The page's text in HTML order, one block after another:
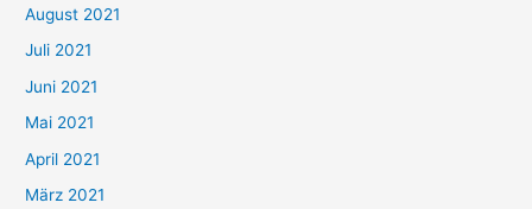
n
a
c
h
:
August 2021
Juli 2021
Juni 2021
Mai 2021
April 2021
März 2021